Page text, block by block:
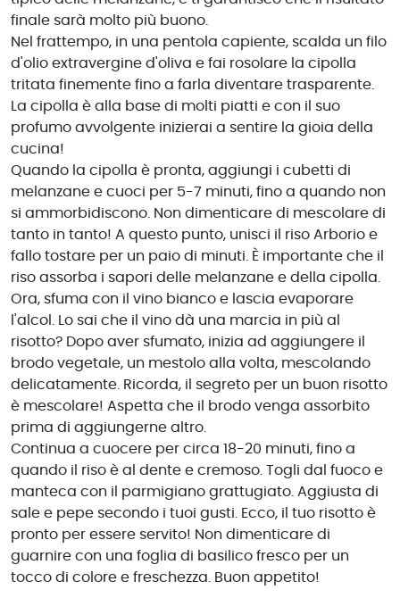
finale sarà molto più buono.
Nel frattempo, in una pentola capiente, scalda un filo
d'olio extravergine d'oliva e fai rosolare la cipolla
tritata finemente fino a farla diventare trasparente.
La cipolla è alla base di molti piatti e con il suo
profumo avvolgente inizierai a sentire la gioia della
cucina!
Quando la cipolla è pronta, aggiungi i cubetti di
melanzane e cuoci per 5-7 minuti, fino a quando non
si ammorbidiscono. Non dimenticare di mescolare di
tanto in tanto! A questo punto, unisci il riso Arborio e
fallo tostare per un paio di minuti. È importante che il
riso assorba i sapori delle melanzane e della cipolla.
Ora, sfuma con il vino bianco e lascia evaporare
l'alcol. Lo sai che il vino dà una marcia in più al
risotto? Dopo aver sfumato, inizia ad aggiungere il
brodo vegetale, un mestolo alla volta, mescolando
delicatamente. Ricorda, il segreto per un buon risotto
è mescolare! Aspetta che il brodo venga assorbito
prima di aggiungerne altro.
Continua a cuocere per circa 18-20 minuti, fino a
quando il riso è al dente e cremoso. Togli dal fuoco e
manteca con il parmigiano grattugiato. Aggiusta di
sale e pepe secondo i tuoi gusti. Ecco, il tuo risotto è
pronto per essere servito! Non dimenticare di
guarnire con una foglia di basilico fresco per un
tocco di colore e freschezza. Buon appetito!